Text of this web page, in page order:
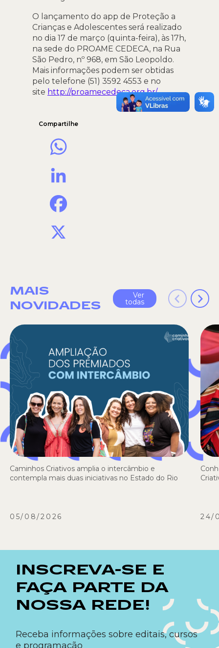
O lançamento do app de Proteção a
Crianças e Adolescentes será realizado
no dia 17 de março (quinta-feira), às 17h,
na sede do PROAME CEDECA, na Rua
São Pedro, nº 968, em São Leopoldo.
Mais informações podem ser obtidas
pelo telefone (51) 3592 4553 e no
site http://proamecedeca.org.br/
Compartilhe
MAIS
NOVIDADES
Ver
todas
Caminhos Criativos amplia o intercâmbio e
contempla mais duas iniciativas no Estado do Rio
05/08/2026 24/
INSCREVA-SE E
FAÇA PARTE DA
NOSSA REDE!
Receba informações sobre editais, cursos
e programação